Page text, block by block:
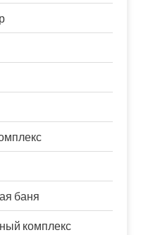
баня
комплекс